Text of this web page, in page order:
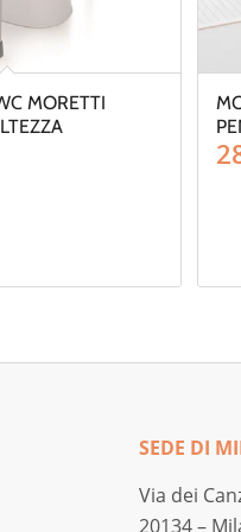
MORETTI
SEDE DI
Via dei
20134 –